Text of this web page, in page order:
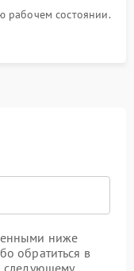
рабочем состоянии.
ниже
обратиться в
следующему